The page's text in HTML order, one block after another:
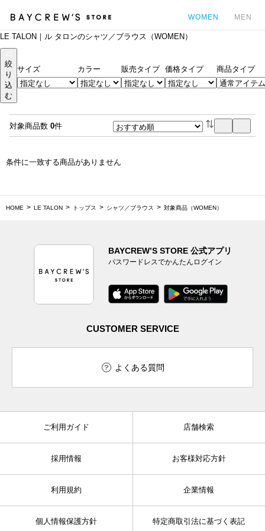
WOMEN MEN
LE TALON｜ル タロンのシャツ／ブラウス（WOMEN）
絞
り
込
む
サイズ カラー 販売タイプ 価格タイプ 商品タイプ
対象商品数 0件
条件に一致する商品がありません
HOME LE TALON トップス シャツ／ブラウス 対象商品（WOMEN）
BAYCREW’S STORE 公式アプリ
パスワードレスでかんたんログイン
CUSTOMER SERVICE
よくある質問
ご利用ガイド 店舗検索
採用情報 お客様対応方針
利用規約 企業情報
個人情報保護方針 特定商取引法に基づく表記